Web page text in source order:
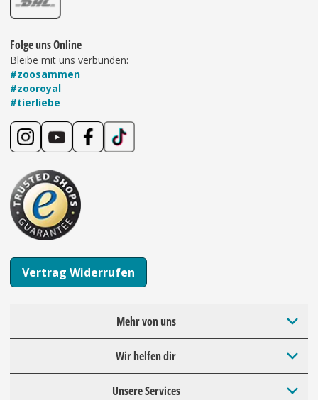
Folge uns Online
Bleibe mit uns verbunden:
#zoosammen
#zooroyal
#tierliebe
Vertrag Widerrufen
Mehr von uns
Wir helfen dir
Unsere Services